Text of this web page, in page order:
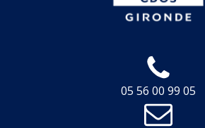
05 56 00 99 05